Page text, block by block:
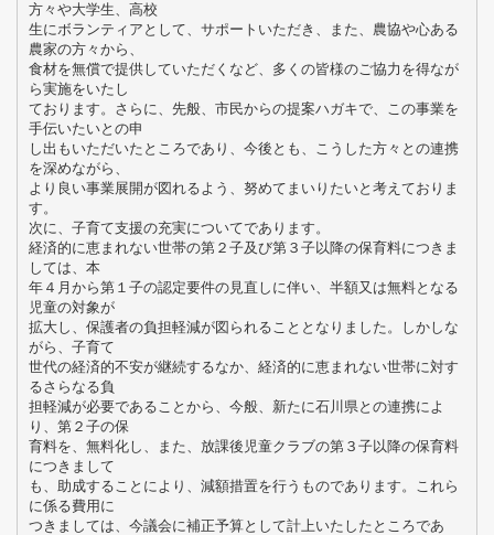
方々や大学生、高校
生にボランティアとして、サポートいただき、また、農協や心ある
農家の方々から、
食材を無償で提供していただくなど、多くの皆様のご協力を得なが
ら実施をいたし
ております。さらに、先般、市民からの提案ハガキで、この事業を
手伝いたいとの申
し出もいただいたところであり、今後とも、こうした方々との連携
を深めながら、
より良い事業展開が図れるよう、努めてまいりたいと考えておりま
す。
次に、子育て支援の充実についてであります。
経済的に恵まれない世帯の第２子及び第３子以降の保育料につきま
しては、本
年４月から第１子の認定要件の見直しに伴い、半額又は無料となる
児童の対象が
拡大し、保護者の負担軽減が図られることとなりました。しかしな
がら、子育て
世代の経済的不安が継続するなか、経済的に恵まれない世帯に対す
るさらなる負
担軽減が必要であることから、今般、新たに石川県との連携によ
り、第２子の保
育料を、無料化し、また、放課後児童クラブの第３子以降の保育料
につきまして
も、助成することにより、減額措置を行うものであります。これら
に係る費用に
つきましては、今議会に補正予算として計上いたしたところであ